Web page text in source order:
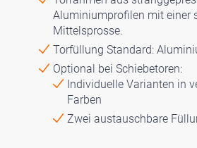
Aluminiumprofilen mit einer
Mittelsprosse.
Torfüllung Standard:
Optional bei Schiebetoren:
Individuelle Varianten in
Farben
Zwei austauschbare